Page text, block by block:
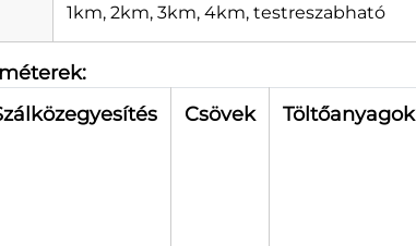
1km, 2km, 3km, 4km, testreszabható
Csövek Töltőanyagok